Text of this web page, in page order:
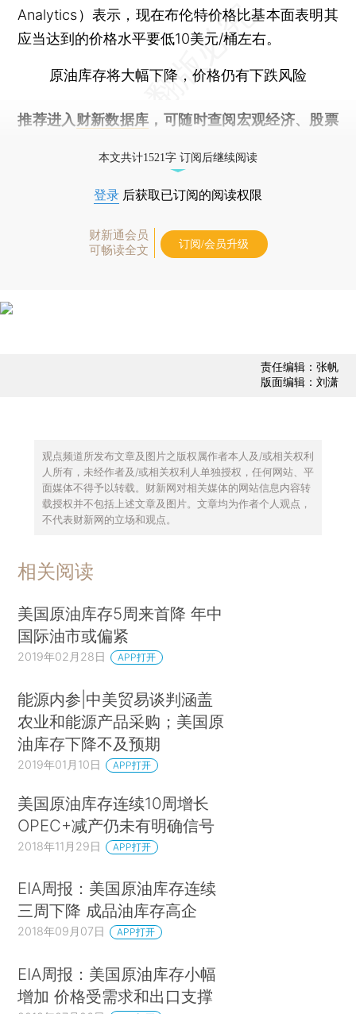
Analytics）表示，现在布伦特价格比基本面表明其
应当达到的价格水平要低10美元/桶左右。
原油库存将大幅下降，价格仍有下跌风险
推荐进入 财新数据库 ，可随时查阅宏观经济、股票
本文共计1521字 订阅后继续阅读
登录 后获取已订阅的阅读权限
财新通会员
可畅读全文
订阅/会员升级
责任编辑：张帆
版面编辑：刘潇
观点频道所发布文章及图片之版权属作者本人及/或相关权利
人所有，未经作者及/或相关权利人单独授权，任何网站、平
面媒体不得予以转载。财新网对相关媒体的网站信息内容转
载授权并不包括上述文章及图片。文章均为作者个人观点，
不代表财新网的立场和观点。
相关阅读
美国原油库存5周来首降 年中
国际油市或偏紧
2019年02月28日 APP打开
能源内参|中美贸易谈判涵盖
农业和能源产品采购；美国原
油库存下降不及预期
2019年01月10日 APP打开
美国原油库存连续10周增长
OPEC+减产仍未有明确信号
2018年11月29日 APP打开
EIA周报：美国原油库存连续
三周下降 成品油库存高企
2018年09月07日 APP打开
EIA周报：美国原油库存小幅
增加 价格受需求和出口支撑